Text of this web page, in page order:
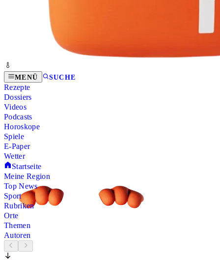
MENÜ SUCHE
Rezepte
Dossiers
Videos
Podcasts
Horoskope
Spiele
E-Paper
Wetter
Startseite
Meine Region
Top News
Sport
Rubriken
Orte
Themen
Autoren